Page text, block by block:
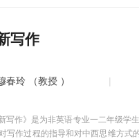
完成课后作业和自测、参加讨论
2个小时（考试开始系统即会提示
写作
春玲 （教授 ）
写作》是为非英语专业一二年级学
写作过程的指导和对中西思维方式